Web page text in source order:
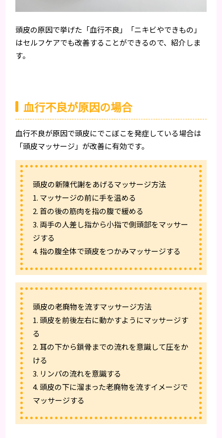
頭皮の原因で挙げた「血行不良」「ニキビやできもの」
はセルフケアでも改善することができるので、紹介しま
す。
血行不良が原因の場合
血行不良が原因で頭皮にでこぼこを発症している場合は
「頭皮マッサージ」が改善に有効です。
頭皮の新陳代謝をあげるマッサージ方法
1. マッサージの前に手を温める
2. 首の後の筋肉を指の腹で緩める
3. 両手の人差し指から小指で側頭部をマッサー
ジする
4. 指の腹全体で頭皮をつかみマッサージする
頭皮の老廃物を流すマッサージ方法
1. 頭皮を前後左右に動かすようにマッサージす
る
2. 耳の下から鎖骨までの流れを意識して圧をか
ける
3. リンパの流れを意識する
4. 頭皮の下に溜まった老廃物を流すイメージで
マッサージする